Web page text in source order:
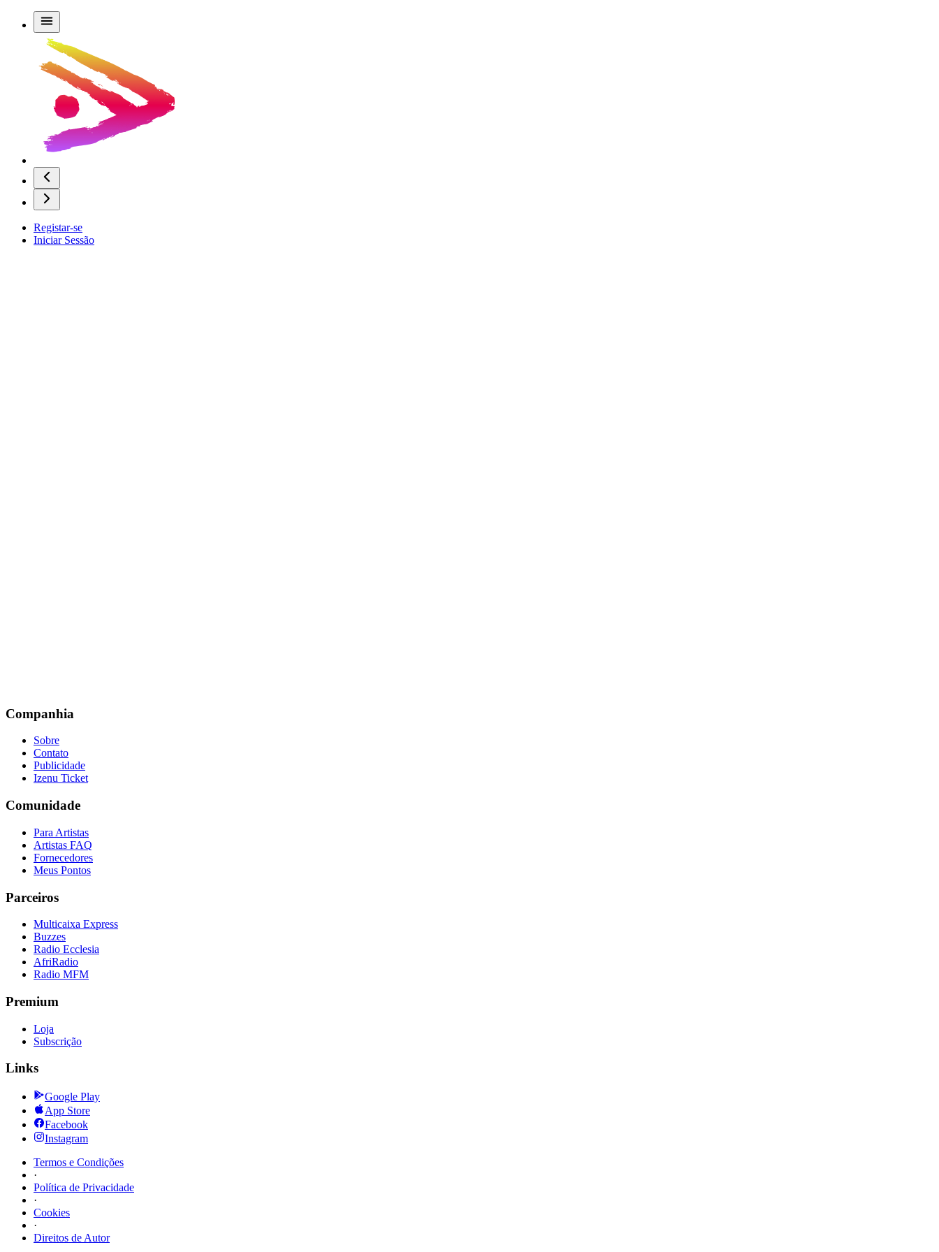
Registar-se
Iniciar Sessão
Companhia
Sobre
Contato
Publicidade
Izenu Ticket
Comunidade
Para Artistas
Artistas FAQ
Fornecedores
Meus Pontos
Parceiros
Multicaixa Express
Buzzes
Radio Ecclesia
AfriRadio
Radio MFM
Premium
Loja
Subscrição
Links
Google Play
App Store
Facebook
Instagram
Termos e Condições
·
Política de Privacidade
·
Cookies
·
Direitos de Autor